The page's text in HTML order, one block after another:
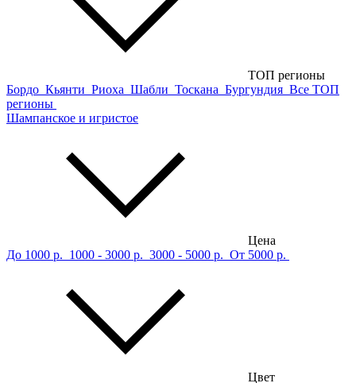
ТОП регионы
Бордо Кьянти Риоха Шабли Тоскана Бургундия Все ТОП
регионы
Шампанское и игристое
Цена
До 1000 р. 1000 - 3000 р. 3000 - 5000 р. От 5000 р.
Цвет